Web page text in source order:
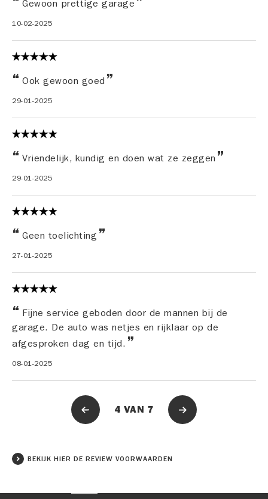
Gewoon prettige garage
10-02-2025
Ook gewoon goed
29-01-2025
Vriendelijk, kundig en doen wat ze zeggen
29-01-2025
Geen toelichting
27-01-2025
Fijne service geboden door de mannen bij de
garage. De auto was netjes en rijklaar op de
afgesproken dag en tijd.
08-01-2025
4 VAN 7
BEKIJK HIER DE REVIEW VOORWAARDEN